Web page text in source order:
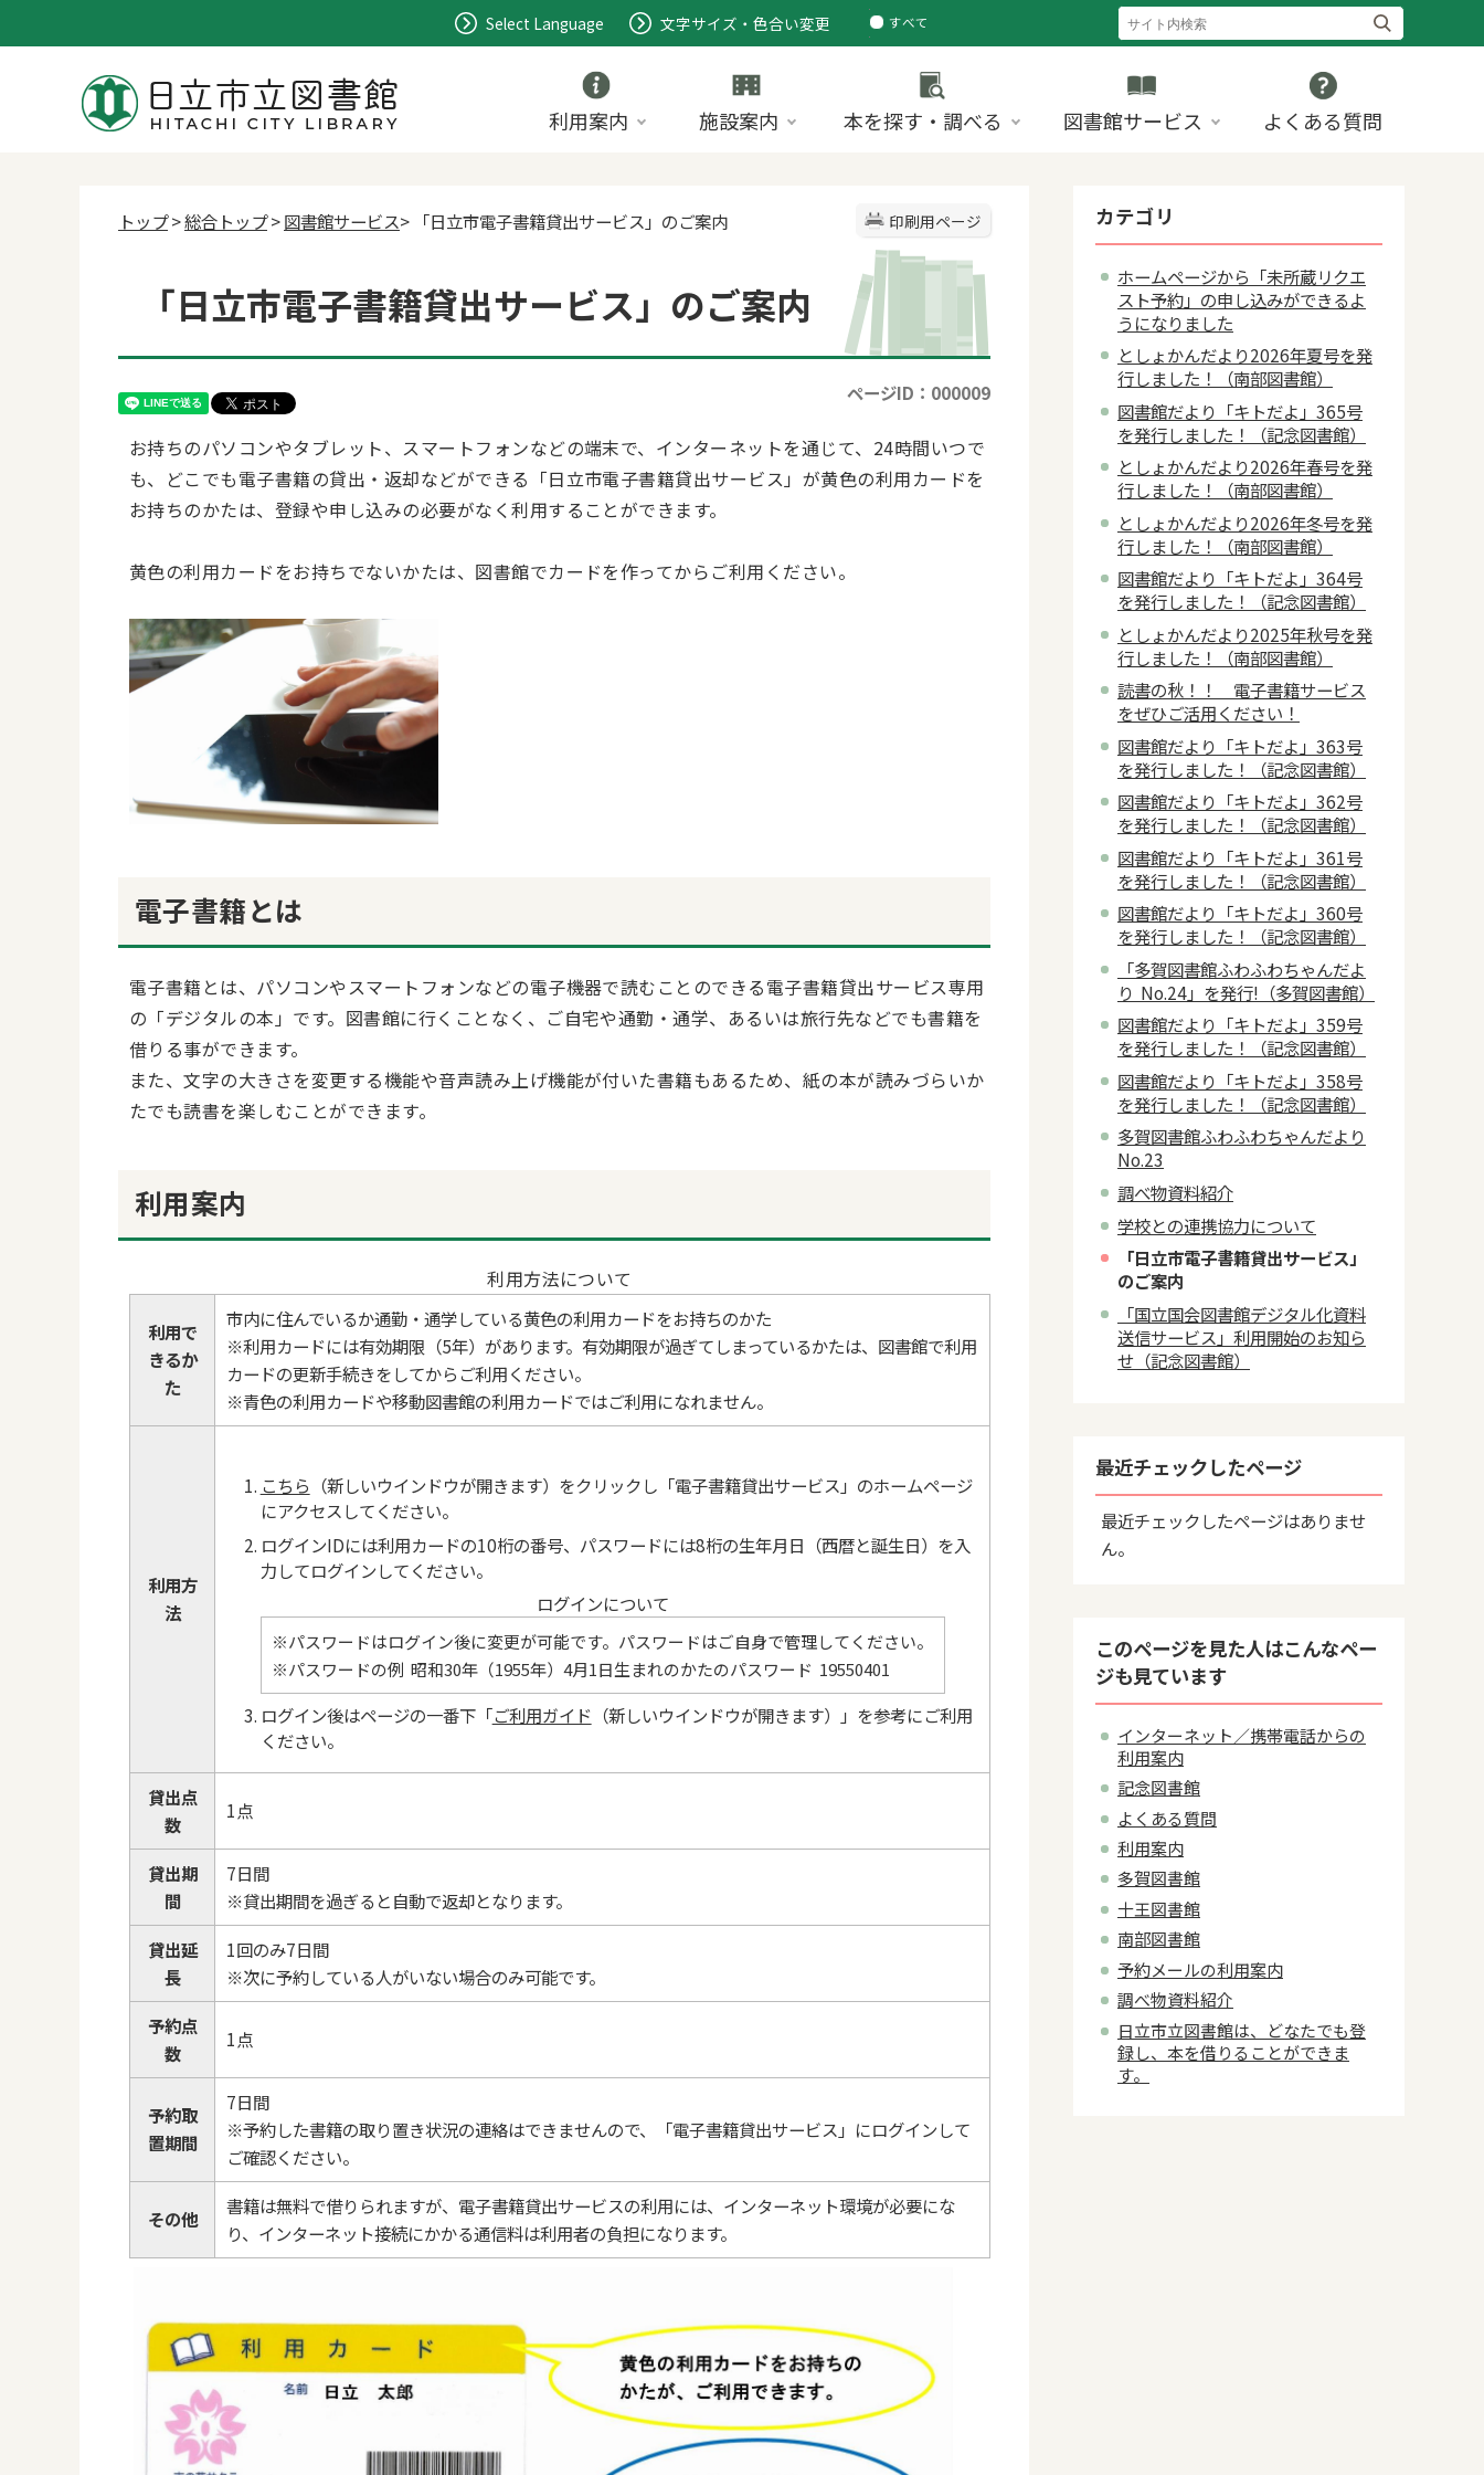
Select Language 文字サイズ・色合い変更
すべて
ページ
利用案内 施設案内 本を探す・調べる 図書館サービス よくある質問
印刷用ページ
トップ>総合トップ>図書館サービス> 「日立市電子書籍貸出サービス」のご案内
「日立市電子書籍貸出サービス」のご案内
ページID：000009
お持ちのパソコンやタブレット、スマートフォンなどの端末で、インターネットを通じて、24時間いつで
も、どこでも電子書籍の貸出・返却などができる「日立市電子書籍貸出サービス」が黄色の利用カードを
お持ちのかたは、登録や申し込みの必要がなく利用することができます。
黄色の利用カードをお持ちでないかたは、図書館でカードを作ってからご利用ください。
電子書籍とは
電子書籍とは、パソコンやスマートフォンなどの電子機器で読むことのできる電子書籍貸出サービス専用
の「デジタルの本」です。図書館に行くことなく、ご自宅や通勤・通学、あるいは旅行先などでも書籍を
借りる事ができます。
また、文字の大きさを変更する機能や音声読み上げ機能が付いた書籍もあるため、紙の本が読みづらいか
たでも読書を楽しむことができます。
利用案内
利用方法について
利用で
きるか
た
市内に住んでいるか通勤・通学している黄色の利用カードをお持ちのかた
※利用カードには有効期限（5年）があります。有効期限が過ぎてしまっているかたは、図書館で利用
カードの更新手続きをしてからご利用ください。
※青色の利用カードや移動図書館の利用カードではご利用になれません。
利用方
法
こちら （新しいウインドウが開きます）をクリックし「電子書籍貸出サービス」のホームページ
にアクセスしてください。
ログインIDには利用カードの10桁の番号、パスワードには8桁の生年月日（西暦と誕生日）を入
力してログインしてください。
ログインについて
※パスワードはログイン後に変更が可能です。パスワードはご自身で管理してください。
※パスワードの例 昭和30年（1955年）4月1日生まれのかたのパスワード 19550401
ログイン後はページの一番下「ご利用ガイド （新しいウインドウが開きます）」を参考にご利用
ください。
貸出点
数
1点
貸出期
間
7日間
※貸出期間を過ぎると自動で返却となります。
貸出延
長
1回のみ7日間
※次に予約している人がいない場合のみ可能です。
予約点
数
1点
予約取
置期間
7日間
※予約した書籍の取り置き状況の連絡はできませんので、「電子書籍貸出サービス」にログインして
ご確認ください。
その他
書籍は無料で借りられますが、電子書籍貸出サービスの利用には、インターネット環境が必要にな
り、インターネット接続にかかる通信料は利用者の負担になります。
カテゴリ
ホームページから「未所蔵リクエ
スト予約」の申し込みができるよ
うになりました
としょかんだより2026年夏号を発
行しました！（南部図書館）
図書館だより「キトだよ」365号
を発行しました！（記念図書館）
としょかんだより2026年春号を発
行しました！（南部図書館）
としょかんだより2026年冬号を発
行しました！（南部図書館）
図書館だより「キトだよ」364号
を発行しました！（記念図書館）
としょかんだより2025年秋号を発
行しました！（南部図書館）
読書の秋！！ 電子書籍サービス
をぜひご活用ください！
図書館だより「キトだよ」363号
を発行しました！（記念図書館）
図書館だより「キトだよ」362号
を発行しました！（記念図書館）
図書館だより「キトだよ」361号
を発行しました！（記念図書館）
図書館だより「キトだよ」360号
を発行しました！（記念図書館）
「多賀図書館ふわふわちゃんだよ
り No.24」を発行!（多賀図書館）
図書館だより「キトだよ」359号
を発行しました！（記念図書館）
図書館だより「キトだよ」358号
を発行しました！（記念図書館）
多賀図書館ふわふわちゃんだより
No.23
調べ物資料紹介
学校との連携協力について
「日立市電子書籍貸出サービス」
のご案内
「国立国会図書館デジタル化資料
送信サービス」利用開始のお知ら
せ（記念図書館）
最近チェックしたページ
最近チェックしたページはありませ
ん。
このページを見た人はこんなペー
ジも見ています
インターネット／携帯電話からの
利用案内
記念図書館
よくある質問
利用案内
多賀図書館
十王図書館
南部図書館
予約メールの利用案内
調べ物資料紹介
日立市立図書館は、どなたでも登
録し、本を借りることができま
す。